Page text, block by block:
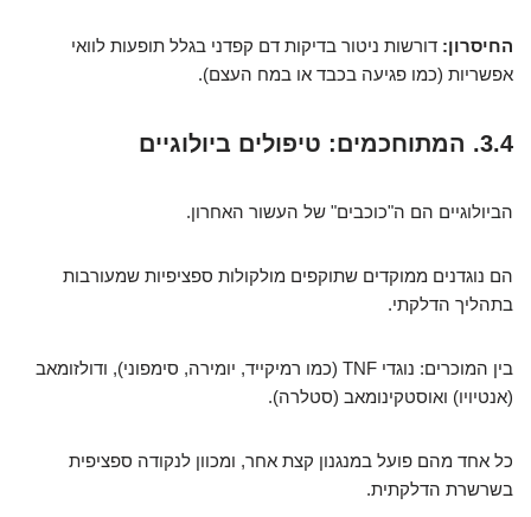
החיסרון: דורשות ניטור בדיקות דם קפדני בגלל תופעות לוואי
אפשריות (כמו פגיעה בכבד או במח העצם).
3.4. המתוחכמים: טיפולים ביולוגיים
הביולוגיים הם ה"כוכבים" של העשור האחרון.
הם נוגדנים ממוקדים שתוקפים מולקולות ספציפיות שמעורבות
בתהליך הדלקתי.
בין המוכרים: נוגדי TNF (כמו רמיקייד, יומירה, סימפוני), ודולזומאב
(אנטיויו) ואוסטקינומאב (סטלרה).
כל אחד מהם פועל במנגנון קצת אחר, ומכוון לנקודה ספציפית
בשרשרת הדלקתית.